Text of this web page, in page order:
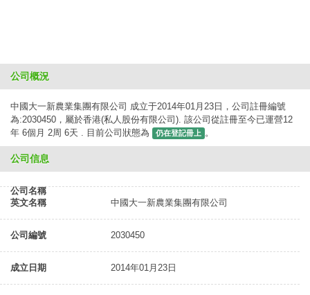
公司概況
中國大一新農業集團有限公司 成立于2014年01月23日，公司註冊編號
為:2030450，屬於香港(私人股份有限公司). 該公司從註冊至今已運營12
年 6個月 2周 6天 . 目前公司狀態為
仍在登記冊上 。
公司信息
公司名稱
英文名稱
中國大一新農業集團有限公司
公司編號 2030450
成立日期 2014年01月23日